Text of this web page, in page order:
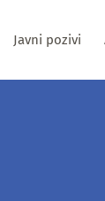
Javni pozivi